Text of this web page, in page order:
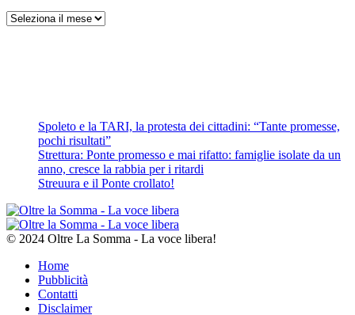
Archivi
Spoleto e la TARI, la protesta dei cittadini: “Tante promesse,
pochi risultati”
Strettura: Ponte promesso e mai rifatto: famiglie isolate da un
anno, cresce la rabbia per i ritardi
Streuura e il Ponte crollato!
© 2024 Oltre La Somma - La voce libera!
Home
Pubblicità
Contatti
Disclaimer